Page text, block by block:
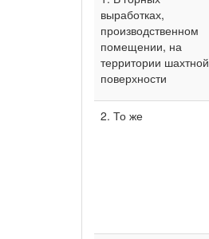
выработках,
производственном
помещении, на
территории шахтной
поверхности
2. То же